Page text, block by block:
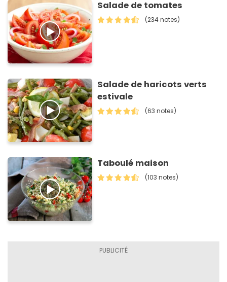
Salade de tomates
(234 notes)
Salade de haricots verts
estivale
(63 notes)
Taboulé maison
(103 notes)